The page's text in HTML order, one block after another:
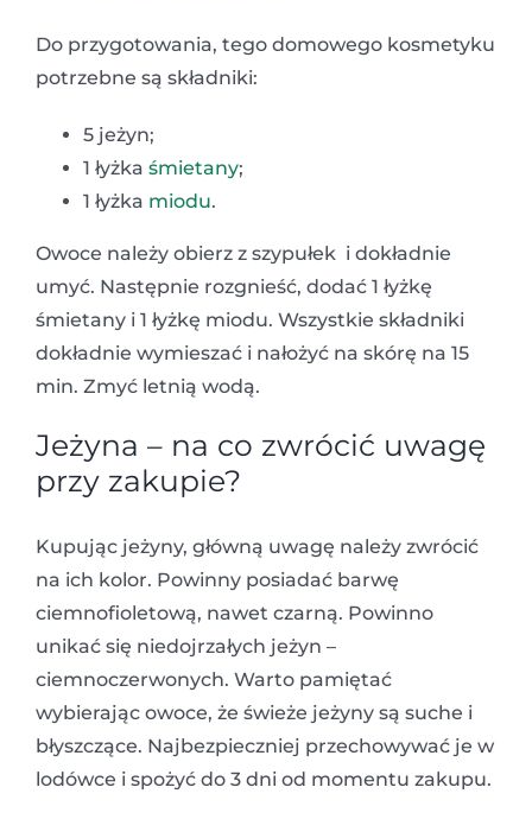
Do przygotowania, tego domowego kosmetyku
potrzebne są składniki:
5 jeżyn;
1 łyżka śmietany;
1 łyżka miodu.
Owoce należy obierz z szypułek i dokładnie
umyć. Następnie rozgnieść, dodać 1 łyżkę
śmietany i 1 łyżkę miodu. Wszystkie składniki
dokładnie wymieszać i nałożyć na skórę na 15
min. Zmyć letnią wodą.
Jeżyna – na co zwrócić uwagę
przy zakupie?
Kupując jeżyny, główną uwagę należy zwrócić
na ich kolor. Powinny posiadać barwę
ciemnofioletową, nawet czarną. Powinno
unikać się niedojrzałych jeżyn –
ciemnoczerwonych. Warto pamiętać
wybierając owoce, że świeże jeżyny są suche i
błyszczące. Najbezpieczniej przechowywać je w
lodówce i spożyć do 3 dni od momentu zakupu.